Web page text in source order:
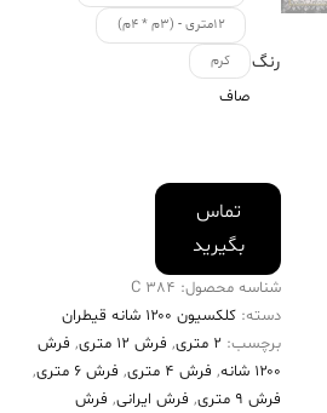
۱۲متری - (۳م * ۴م)
رنگ کرم
صاف
تماس
بگیرید
شناسه محصول: 384 C
دسته: کلکسیون ۱۲۰۰ شانه قیطران
برچسب: 2 متری , فرش 12 متری , فرش
۱۲۰۰ شانه
, فرش 4 متری , فرش 6 متری
,
فرش 9 متری
, فرش ایرانی, فرش